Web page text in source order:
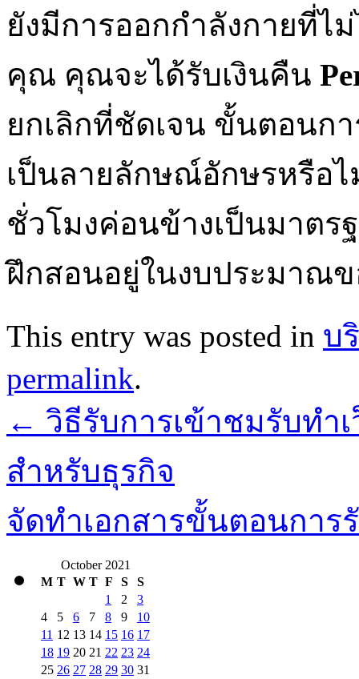
ยังมีการออกกำลังกายที่ไ
คุณ คุณจะได้รับเงินคืน
ยกเลิกที่ชัดเจน ขั้นตอนกา
เป็นลายลักษณ์อักษรหรือ
ชั่วโมงค่อนข้างเป็นมาตร
ฝึกสอนอยู่ในงบประมาณ
This entry was posted in บ
permalink.
← วิธีรับการเข้าชมรับทำ
สำหรับธุรกิจ
จัดทำเอกสารขั้นตอนการ
October 2021
M T W T F S
S
1
2
3
4
5 6 7 8 9
10
11 12 13 14 15 16 17
18 19 20 21 22 23 24
25 26 27 28 29 30 31